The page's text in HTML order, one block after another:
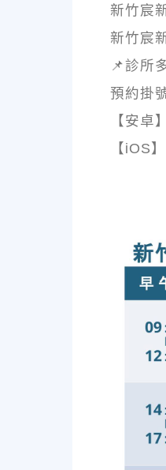
新竹宸
新竹宸
📌診所
預約掛
【安
【iOS